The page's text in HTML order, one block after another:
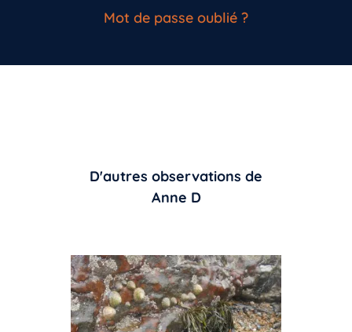
Mot de passe oublié ?
D'autres observations de
Anne D